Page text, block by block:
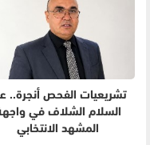
تشريعيات الفحص أنجرة..
السلام الشلاف في
المشهد الانتخابي